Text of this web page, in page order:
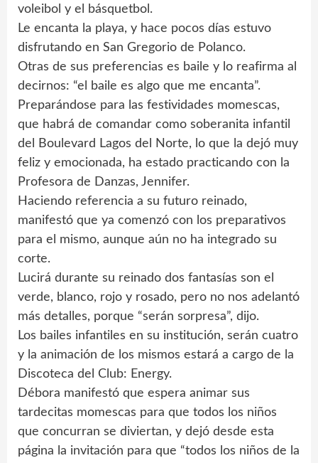
voleibol y el básquetbol.
Le encanta la playa, y hace pocos días estuvo
disfrutando en San Gregorio de Polanco.
Otras de sus preferencias es baile y lo reafirma al
decirnos: “el baile es algo que me encanta”.
Preparándose para las festividades momescas,
que habrá de comandar como soberanita infantil
del Boulevard Lagos del Norte, lo que la dejó muy
feliz y emocionada, ha estado practicando con la
Profesora de Danzas, Jennifer.
Haciendo referencia a su futuro reinado,
manifestó que ya comenzó con los preparativos
para el mismo, aunque aún no ha integrado su
corte.
Lucirá durante su reinado dos fantasías son el
verde, blanco, rojo y rosado, pero no nos adelantó
más detalles, porque “serán sorpresa”, dijo.
Los bailes infantiles en su institución, serán cuatro
y la animación de los mismos estará a cargo de la
Discoteca del Club: Energy.
Débora manifestó que espera animar sus
tardecitas momescas para que todos los niños
que concurran se diviertan, y dejó desde esta
página la invitación para que “todos los niños de la